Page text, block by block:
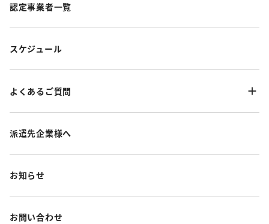
認定事業者一覧
スケジュール
よくあるご質問
派遣先企業様へ
お知らせ
お問い合わせ